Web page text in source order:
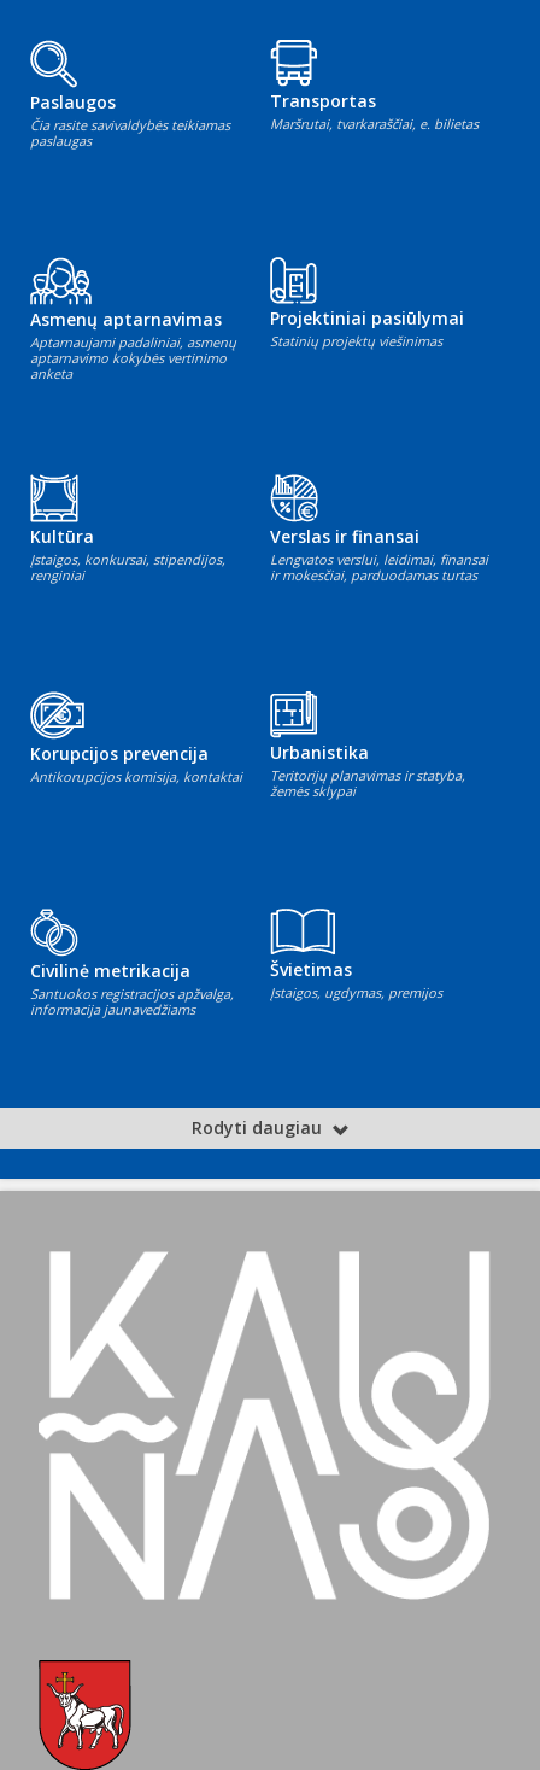
Paslaugos
Čia rasite savivaldybės teikiamas
paslaugas
Transportas
Maršrutai, tvarkaraščiai, e. bilietas
Asmenų aptarnavimas
Aptarnaujami padaliniai, asmenų
aptarnavimo kokybės vertinimo
anketa
Projektiniai pasiūlymai
Statinių projektų viešinimas
Kultūra
Įstaigos, konkursai, stipendijos,
renginiai
Verslas ir finansai
Lengvatos verslui, leidimai, finansai
ir mokesčiai, parduodamas turtas
Korupcijos prevencija
Antikorupcijos komisija, kontaktai
Urbanistika
Teritorijų planavimas ir statyba,
žemės sklypai
Civilinė metrikacija
Santuokos registracijos apžvalga,
informacija jaunavedžiams
Švietimas
Įstaigos, ugdymas, premijos
Rodyti daugiau